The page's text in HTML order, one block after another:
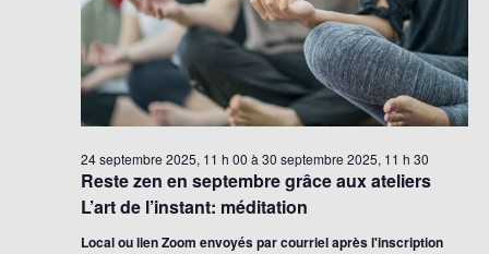
Reste zen en septembre grâce aux ateliers
L’art de l’instant: méditation
24 septembre 2025, 11 h 00 à 30 septembre 2025, 11 h 30
Local ou lien Zoom envoyés par courriel après l'inscription